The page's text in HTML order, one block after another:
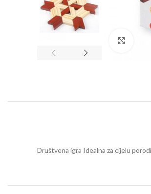
Društvena igra Idealna za cijelu